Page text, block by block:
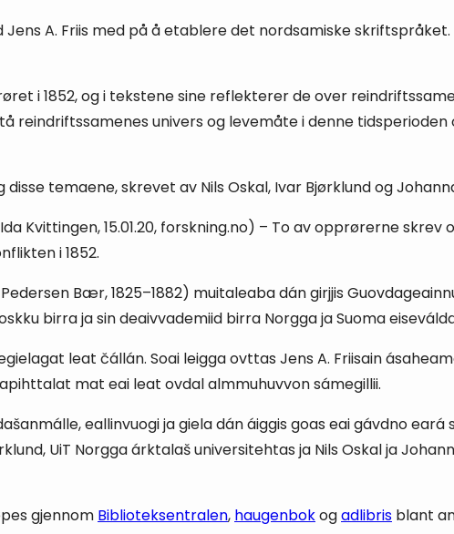
A. Friis med på å etablere det nordsamiske
i 1852, og i tekstene sine reflekterer de over
reindriftssamenes univers og levemåte i denne tidsperioden
temaene, skrevet av Nils Oskal, Ivar Bjørklund og
Kvittingen, 15.01.20, forskning.no) – To av opprørerne
i 1852.
Bær, 1825–1882) muitaleaba dán girjjis
birra ja sin deaivvademiid birra Norgga ja Suoma
leat čállán. Soai leigga ovttas Jens A. Friisain
mat eai leat ovdal almmuhuvvon sámegillii.
eallinvuogi ja giela dán áiggis goas eai gávdno eará
UiT Norgga árktalaš universitehtas ja Nils Oskal ja
gjennom Biblioteksentralen, haugenbokogadlibris blant